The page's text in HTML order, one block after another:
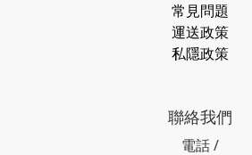
常見問題
運送政策
私隱政策
聯絡我們
電話 /